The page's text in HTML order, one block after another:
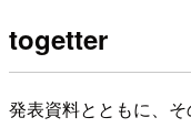
togetter
発表資料とともに、